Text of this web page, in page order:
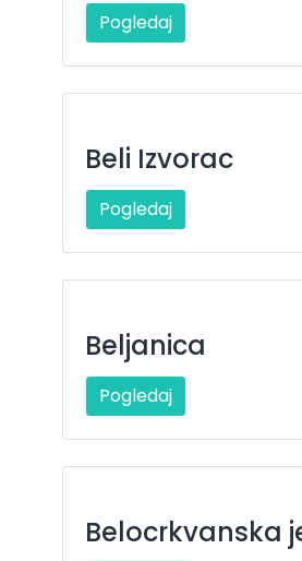
Pogledaj
Beli Izvorac
Pogledaj
Beljanica
Pogledaj
Belocrkvanska